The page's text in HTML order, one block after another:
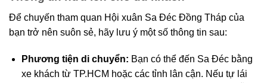
Để chuyến tham quan Hội xuân Sa Đéc Đồng Tháp của
bạn trở nên suôn sẻ, hãy lưu ý một số thông tin sau:
Phương tiện di chuyển: Bạn có thể đến Sa Đéc bằng
xe khách từ TP.HCM hoặc các tỉnh lân cận. Nếu tự lái